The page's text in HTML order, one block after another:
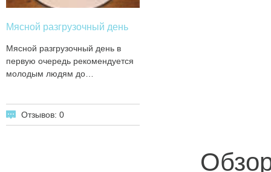
Мясной разгрузочный день
Мясной разгрузочный день в
первую очередь рекомендуется
молодым людям до…
Отзывов: 0